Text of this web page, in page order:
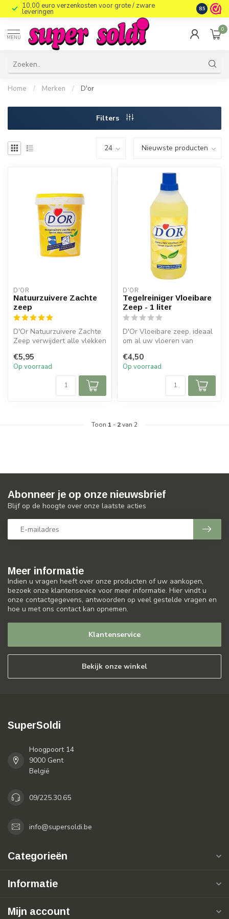
10,00 euro verzenkosten voor grote / zware
leveringen 8.5
MENU
0
Home / Merken / D'or
Filters
D'OR
Natuurzuivere Zachte
zeep
D'Or Natuurzuivere Zachte
Zeep verwijdert alle vlekken
€5,95
Op voorraad
D'OR
Tegelreiniger Vloeibare
Zeep - 1 liter
D'Or Vloeibare zeep, ideaal
om al uw vloeren van
linoleum e...
€4,50
Op voorraad
Toon 1 - 2van 2
Meer informatie
Indien u vragen heeft over onze producten of uw aankopen,
bezoek onze klantensevice voor meer informatie. Hier vindt u
onze contactgegevens, antwoorden op veel gestelde vragen en
hoe u met ons contact kan opnemen.
Klantenservice
Bekijk onze winkel
Abonneer je op onze nieuwsbrief
Blijf op de hoogte over onze laatste acties
SuperSoldi
Hoogpoort 14
9000 Gent
België
09/225.30.65
info@supersoldi.be
Categorieën
Informatie
Mijn account